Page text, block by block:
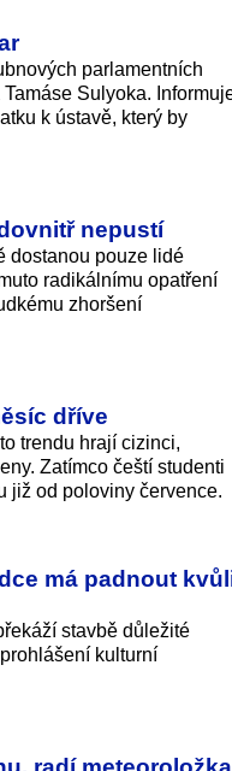
parlamentních
Sulyoka.
k ústavě, který by
nepustí
dostanou pouze lidé
radikálnímu opatření
zhoršení
dříve
trendu hrají cizinci,
Zatímco čeští studenti
již od poloviny července.
má padnout
stavbě důležité
kulturní